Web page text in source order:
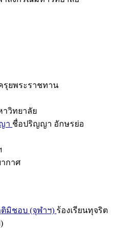
รุยพระราชทาน
าวิทยาลัย
า ชื่อปริญญา อักษรย่อ
กาศ
มิชอบ (จุฬาฯ) ร้องเรียนทุจริต